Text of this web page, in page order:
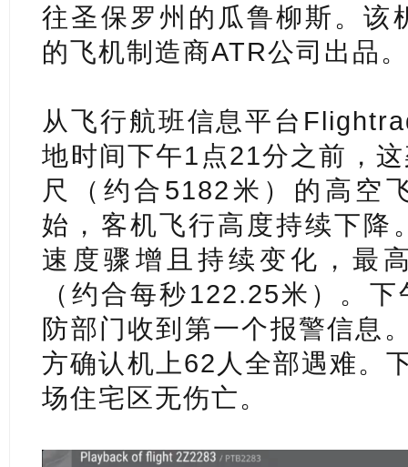
往圣保罗州的瓜鲁柳斯。该
的飞机制造商ATR公司出品
从飞行航班信息平台
地时间下午1点21分之前，
尺（约合5182米）的高空
始，客机飞行高度持续下降
速度骤增且持续变化，最
（约合每秒122.25米）。
防部门收到第一个报警信息
方确认机上62人全部遇难。
场住宅区无伤亡。